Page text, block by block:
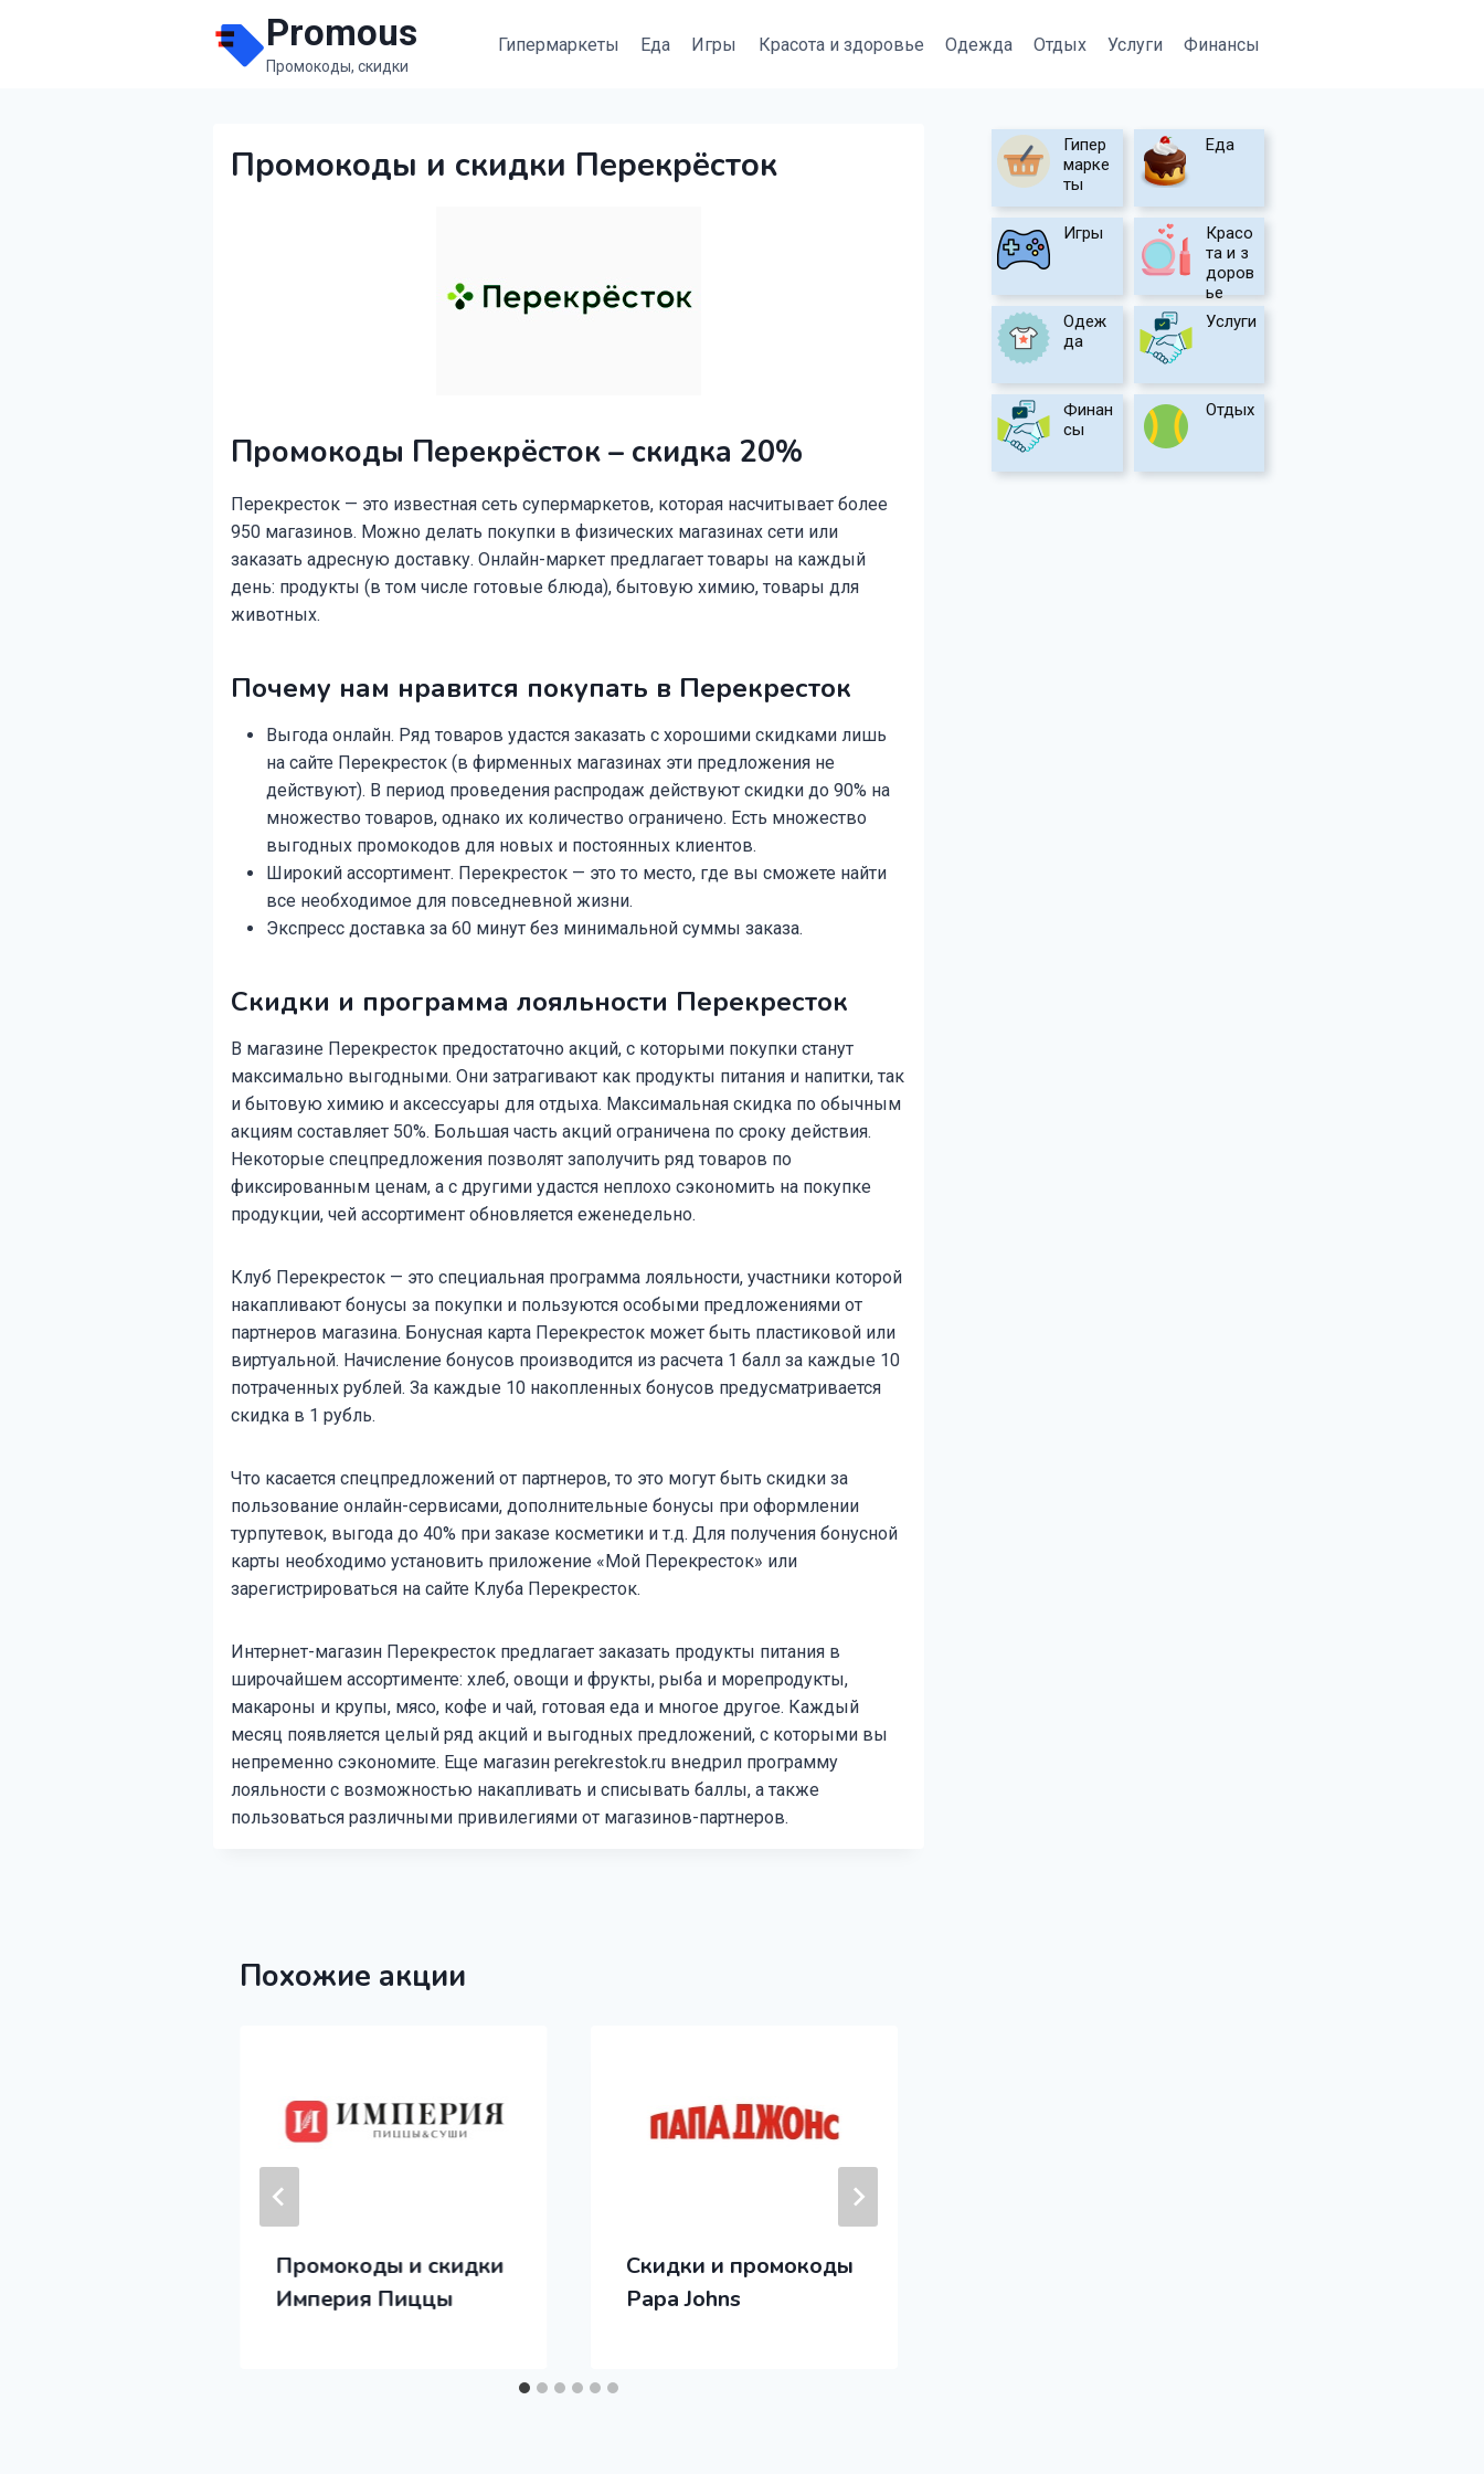
Promous
Промокоды, скидки
Гипермаркеты Еда Игры Красота и здоровье Одежда Отдых Услуги Финансы
Промокоды и скидки Перекрёсток
Промокоды Перекрёсток – скидка 20%
Перекресток — это известная сеть супермаркетов, которая насчитывает более
950 магазинов. Можно делать покупки в физических магазинах сети или
заказать адресную доставку. Онлайн-маркет предлагает товары на каждый
день: продукты (в том числе готовые блюда), бытовую химию, товары для
животных.
Почему нам нравится покупать в Перекресток
Выгода онлайн. Ряд товаров удастся заказать с хорошими скидками лишь
на сайте Перекресток (в фирменных магазинах эти предложения не
действуют). В период проведения распродаж действуют скидки до 90% на
множество товаров, однако их количество ограничено. Есть множество
выгодных промокодов для новых и постоянных клиентов.
Широкий ассортимент. Перекресток — это то место, где вы сможете найти
все необходимое для повседневной жизни.
Экспресс доставка за 60 минут без минимальной суммы заказа.
Скидки и программа лояльности Перекресток
В магазине Перекресток предостаточно акций, с которыми покупки станут
максимально выгодными. Они затрагивают как продукты питания и напитки, так
и бытовую химию и аксессуары для отдыха. Максимальная скидка по обычным
акциям составляет 50%. Большая часть акций ограничена по сроку действия.
Некоторые спецпредложения позволят заполучить ряд товаров по
фиксированным ценам, а с другими удастся неплохо сэкономить на покупке
продукции, чей ассортимент обновляется еженедельно.
Клуб Перекресток — это специальная программа лояльности, участники которой
накапливают бонусы за покупки и пользуются особыми предложениями от
партнеров магазина. Бонусная карта Перекресток может быть пластиковой или
виртуальной. Начисление бонусов производится из расчета 1 балл за каждые 10
потраченных рублей. За каждые 10 накопленных бонусов предусматривается
скидка в 1 рубль.
Что касается спецпредложений от партнеров, то это могут быть скидки за
пользование онлайн-сервисами, дополнительные бонусы при оформлении
турпутевок, выгода до 40% при заказе косметики и т.д. Для получения бонусной
карты необходимо установить приложение «Мой Перекресток» или
зарегистрироваться на сайте Клуба Перекресток.
Интернет-магазин Перекресток предлагает заказать продукты питания в
широчайшем ассортименте: хлеб, овощи и фрукты, рыба и морепродукты,
макароны и крупы, мясо, кофе и чай, готовая еда и многое другое. Каждый
месяц появляется целый ряд акций и выгодных предложений, с которыми вы
непременно сэкономите. Еще магазин perekrestok.ru внедрил программу
лояльности с возможностью накапливать и списывать баллы, а также
пользоваться различными привилегиями от магазинов-партнеров.
Похожие акции
Промокоды и скидки
Империя Пиццы
Скидки и промокоды
Papa Johns
Гипер
марке
ты
Еда
Игры
Красо
та и з
доров
ье
Одеж
да
Услуги
Финан
сы
Отдых